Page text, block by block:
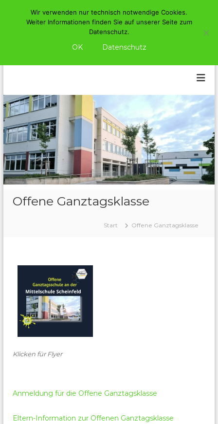
t
s
p
r
n
g
e
n
i
e
l
s
c
h
u
l
e
S
c
f
Offene Ganztagsklasse
Start Offene Ganztagsklasse
Klicken für Flyer
Anmeldung für die Offene Ganztagsklasse
Eltern-Information zur Offenen Ganztagsklasse
Wir verwenden nur technisch notwendige Cookies.
Weiter Informationen finden Sie auf unserer Seite zum
Datenschutz.
OK Datenschutz